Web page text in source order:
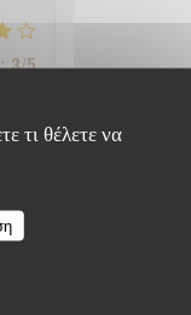
τι θέλετε να
3/5